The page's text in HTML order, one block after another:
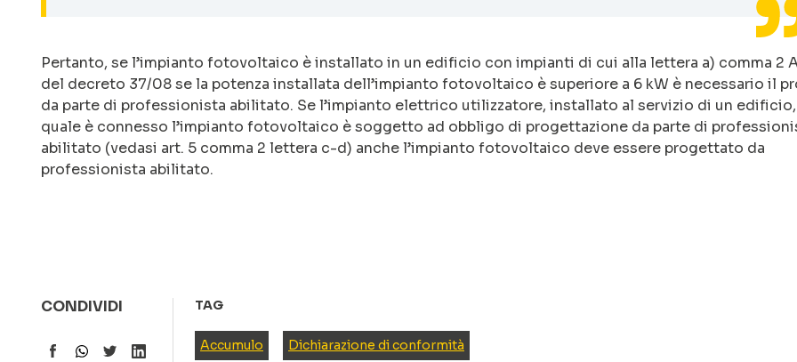
Pertanto, se l’impianto fotovoltaico è installato in un edificio con impianti di cui alla lettera a) comma 2
del decreto 37/08 se la potenza installata dell’impianto fotovoltaico è superiore a 6 kW è necessario il
da parte di professionista abilitato. Se l’impianto elettrico utilizzatore, installato al servizio di un
quale è connesso l’impianto fotovoltaico è soggetto ad obbligo di progettazione da parte di
abilitato (vedasi art. 5 comma 2 lettera c-d) anche l’impianto fotovoltaico deve essere progettato da
professionista abilitato.
CONDIVIDI TAG
Accumulo Dichiarazione di conformità